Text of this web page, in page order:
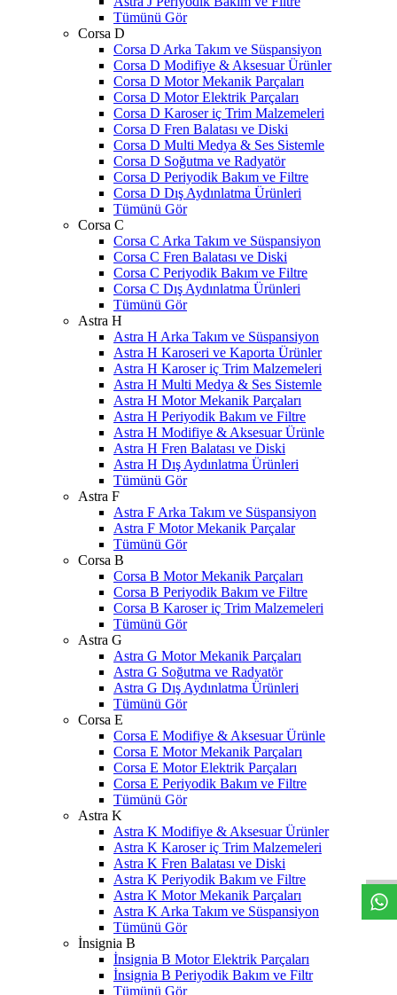
Tümünü Gör
Corsa D
Corsa D Arka Takım ve Süspansiyon
Corsa D Modifiye & Aksesuar Ürünler
Corsa D Motor Mekanik Parçaları
Corsa D Motor Elektrik Parçaları
Corsa D Karoser iç Trim Malzemeleri
Corsa D Fren Balatası ve Diski
Corsa D Multi Medya & Ses Sistemle
Corsa D Soğutma ve Radyatör
Corsa D Periyodik Bakım ve Filtre
Corsa D Dış Aydınlatma Ürünleri
Tümünü Gör
Corsa C
Corsa C Arka Takım ve Süspansiyon
Corsa C Fren Balatası ve Diski
Corsa C Periyodik Bakım ve Filtre
Corsa C Dış Aydınlatma Ürünleri
Tümünü Gör
Astra H
Astra H Arka Takım ve Süspansiyon
Astra H Karoseri ve Kaporta Ürünler
Astra H Karoser iç Trim Malzemeleri
Astra H Multi Medya & Ses Sistemle
Astra H Motor Mekanik Parçaları
Astra H Periyodik Bakım ve Filtre
Astra H Modifiye & Aksesuar Ürünle
Astra H Fren Balatası ve Diski
Astra H Dış Aydınlatma Ürünleri
Tümünü Gör
Astra F
Astra F Arka Takım ve Süspansiyon
Astra F Motor Mekanik Parçalar
Tümünü Gör
Corsa B
Corsa B Motor Mekanik Parçaları
Corsa B Periyodik Bakım ve Filtre
Corsa B Karoser iç Trim Malzemeleri
Tümünü Gör
Astra G
Astra G Motor Mekanik Parçaları
Astra G Soğutma ve Radyatör
Astra G Dış Aydınlatma Ürünleri
Tümünü Gör
Corsa E
Corsa E Modifiye & Aksesuar Ürünle
Corsa E Motor Mekanik Parçaları
Corsa E Motor Elektrik Parçaları
Corsa E Periyodik Bakım ve Filtre
Tümünü Gör
Astra K
Astra K Modifiye & Aksesuar Ürünler
Astra K Karoser iç Trim Malzemeleri
Astra K Fren Balatası ve Diski
Astra K Periyodik Bakım ve Filtre
Astra K Motor Mekanik Parçaları
Astra K Arka Takım ve Süspansiyon
Tümünü Gör
İnsignia B
İnsignia B Motor Elektrik Parçaları
İnsignia B Periyodik Bakım ve Filtr
Tümünü Gör